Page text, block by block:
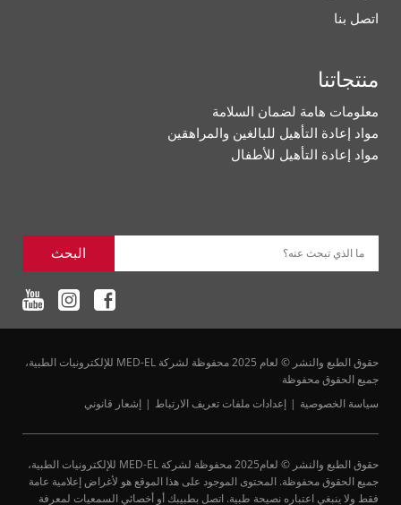
اتصل بنا
منتجاتنا
معلومات هامة لضمان السلامة
مواد إعادة التأهيل للبالغين والمراهقين
مواد إعادة التأهيل للأطفال
ما الذي تبحث عنه؟ البحث
حقوق الطبع والنشر © لعام 2025 محفوظة لشركة MED-EL للإلكترونيات الطبية،
جميع الحقوق محفوظة
سياسة الخصوصية
إعدادات ملفات تعريف الارتباط إشعار قانوني
حقوق الطبع والنشر © لعام2025 محفوظة لشركة MED-EL للإلكترونيات الطبية،
جميع الحقوق محفوظة. المحتوى الموجود على هذا الموقع هو لأغراض إعلامية عامة
فقط ولا ينبغي اعتباره نصيحة طبية. اتصل بطبيبك أو أخصائي السمعيات لمعرفة